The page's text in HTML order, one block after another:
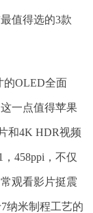
的OLED全面
一点值得苹果
和4K HDR视频
458ppi，不仅
观看影片挺震
纳米制程工艺的